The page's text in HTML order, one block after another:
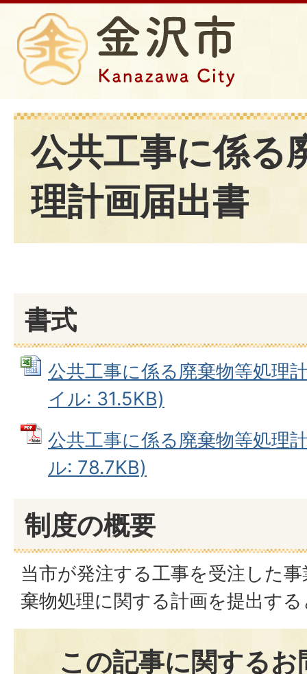
公共工事に係る
理計画届出書
書式
公共工事に係る廃棄物等処理
イル: 31.5KB)
公共工事に係る廃棄物等処理
ル: 78.7KB)
制度の概要
当市が発注する工事を受注した
棄物処理に関する計画を提出す
この記事に関する